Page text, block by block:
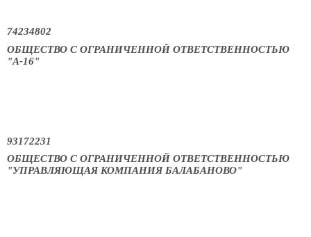
74234802
ОБЩЕСТВО С ОГРАНИЧЕННОЙ ОТВЕТСТВЕННОСТЬЮ
"А-16"
93172231
ОБЩЕСТВО С ОГРАНИЧЕННОЙ ОТВЕТСТВЕННОСТЬЮ
"УПРАВЛЯЮЩАЯ КОМПАНИЯ БАЛАБАНОВО"